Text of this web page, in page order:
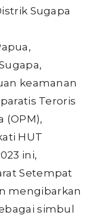
Sugapa
keamanan
Teroris
(OPM),
HUT
ini,
Setempat
mengibarkan
simbul